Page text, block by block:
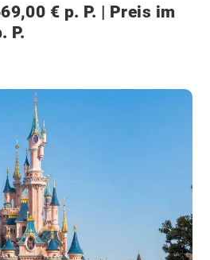
€ p. P. | Preis im
P.